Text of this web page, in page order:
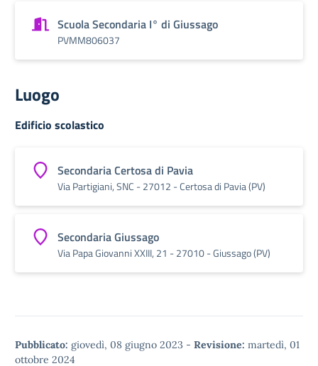
Scuola Secondaria I° di Giussago
PVMM806037
Luogo
Edificio scolastico
Secondaria Certosa di Pavia
Via Partigiani, SNC - 27012 - Certosa di Pavia (PV)
Secondaria Giussago
Via Papa Giovanni XXIII, 21 - 27010 - Giussago (PV)
Pubblicato: giovedì, 08 giugno 2023 - Revisione: martedì, 01
ottobre 2024